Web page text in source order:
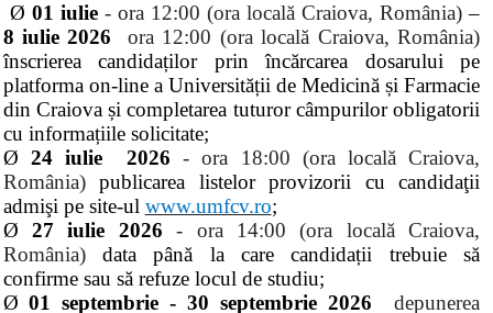
Ø 01 iulie - ora 12:00 (ora locală Craiova, România) –
8 iulie 2026
ora 12:00 (ora locală Craiova, România)
înscrierea candidaților prin încărcarea dosarului pe
platforma on-line a Universității de Medicină și Farmacie
din Craiova și completarea tuturor câmpurilor obligatorii
cu informațiile solicitate;
Ø 24 iulie 2026 -ora 18:00 (ora locală Craiova,
România)publicarea listelor provizorii cu candidaţii
admişi pe site-ul www.umfcv.ro;
Ø 27 iulie 2026 - ora 14:00 (ora locală Craiova,
România) data până la care candidații trebuie să
confirme sau să refuze locul de studiu;
Ø01 septembrie - 30 septembrie 2026
depunerea